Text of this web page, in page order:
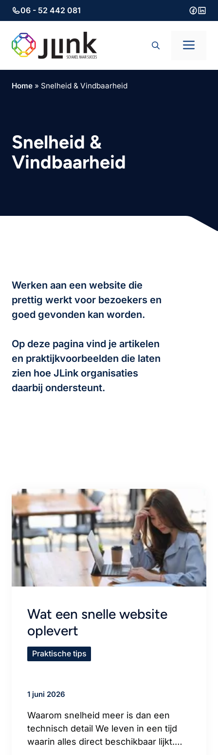
06 - 52 442 081
naar
Home » Snelheid & Vindbaarheid
Snelheid &
Vindbaarheid
Werken aan een website die
prettig werkt voor bezoekers en
goed gevonden kan worden.
Op deze pagina vind je artikelen
en praktijkvoorbeelden die laten
zien hoe JLink organisaties
daarbij ondersteunt.
Wat een snelle website
oplevert
Praktische tips
1 juni 2026
Waarom snelheid meer is dan een
technisch detail We leven in een tijd
waarin alles direct beschikbaar lijkt.…